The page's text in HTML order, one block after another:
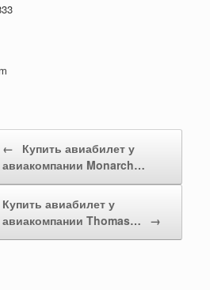
←
Купить авиабилет у
авиакомпании Monarch…
Купить авиабилет у
авиакомпании Thomas…
→